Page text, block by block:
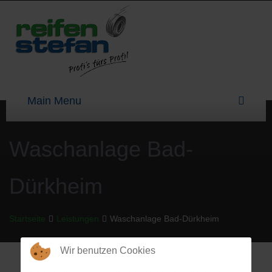
Waschanlage Bad-
Dürkheim
Startseite Leistungen Waschanlage Bad-Dürkheim
Wir benutzen Cookies